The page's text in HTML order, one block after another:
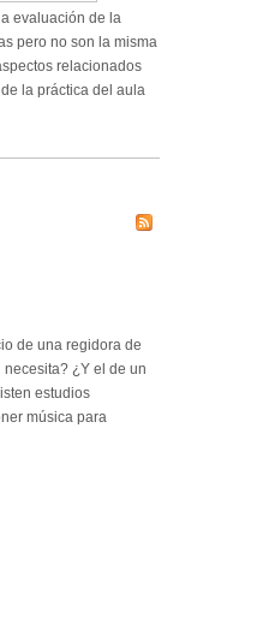
evaluación de la
pero no son la misma
relacionados
la práctica del aula
de una regidora de
¿Y el de un
estudios
música para